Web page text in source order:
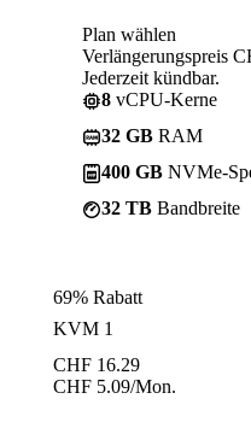
Plan wählen
Verlängerungspreis
Jederzeit kündbar.
8 vCPU-Kerne
32 GB RAM
400 GB NVMe-
32 TB Bandbreite
69% Rabatt
KVM 1
CHF 16.29
CHF 5.09/Mon.